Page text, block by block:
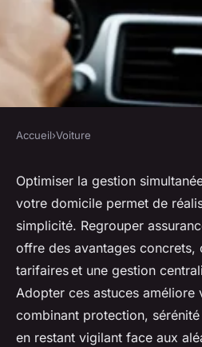
Auto et maison :
optimiser votre
Thomas•1 juillet 2025•5 min de
Accueil›Voiture
Optimiser la gestion
votre domicile permet de
simplicité. Regrouper
offre des avantages concrets,
tarifaires et une gestion
Adopter ces astuces améliore
combinant protection,
en restant vigilant face aux